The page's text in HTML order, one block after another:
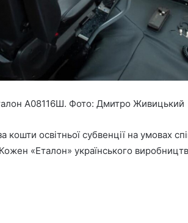
А08116Ш. Фото: Дмитро Живицький
кошти освітньої субвенції на умовах
«Еталон» українського